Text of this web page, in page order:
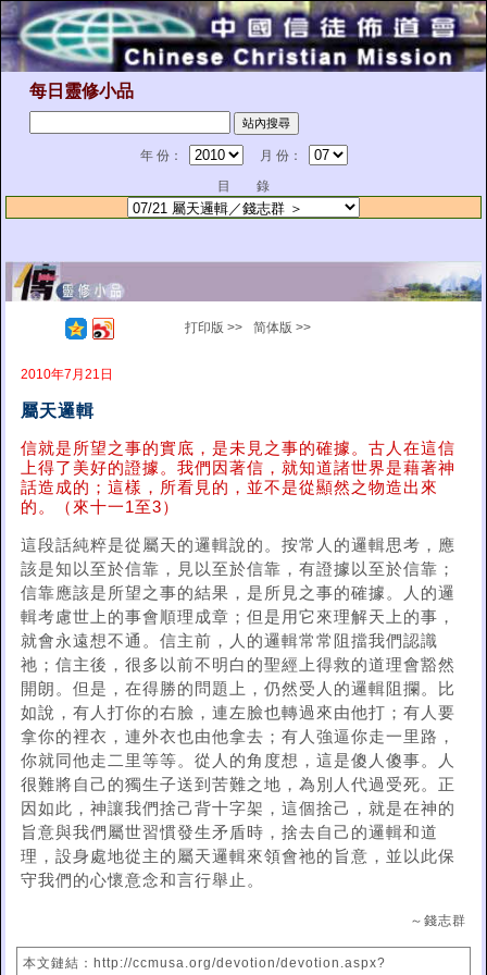
每日靈修小品
年 份：
月 份：
目 錄
打印版 >> 简体版 >>
2010年7月21日
屬天邏輯
信就是所望之事的實底，是未見之事的確據。古人在這信
上得了美好的證據。我們因著信，就知道諸世界是藉著神
話造成的；這樣，所看見的，並不是從顯然之物造出來
的。（來十一1至3）
這段話純粹是從屬天的邏輯說的。按常人的邏輯思考，應
該是知以至於信靠，見以至於信靠，有證據以至於信靠；
信靠應該是所望之事的結果，是所見之事的確據。人的邏
輯考慮世上的事會順理成章；但是用它來理解天上的事，
就會永遠想不通。信主前，人的邏輯常常阻擋我們認識
祂；信主後，很多以前不明白的聖經上得救的道理會豁然
開朗。但是，在得勝的問題上，仍然受人的邏輯阻攔。比
如說，有人打你的右臉，連左臉也轉過來由他打；有人要
拿你的裡衣，連外衣也由他拿去；有人強逼你走一里路，
你就同他走二里等等。從人的角度想，這是傻人傻事。人
很難將自己的獨生子送到苦難之地，為別人代過受死。正
因如此，神讓我們捨己背十字架，這個捨己，就是在神的
旨意與我們屬世習慣發生矛盾時，捨去自己的邏輯和道
理，設身處地從主的屬天邏輯來領會祂的旨意，並以此保
守我們的心懷意念和言行舉止。
～錢志群
本文鏈結：http://ccmusa.org/devotion/devotion.aspx?